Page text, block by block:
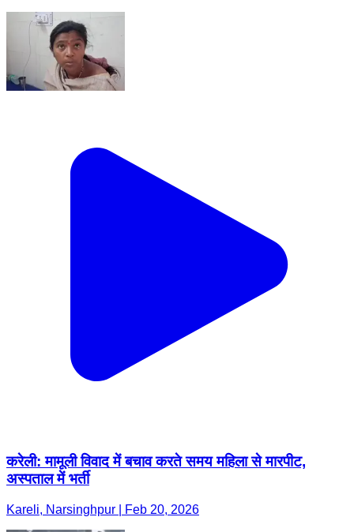
करेली: मामूली विवाद में बचाव करते समय महिला से मारपीट,
अस्पताल में भर्ती
Kareli, Narsinghpur | Feb 20, 2026